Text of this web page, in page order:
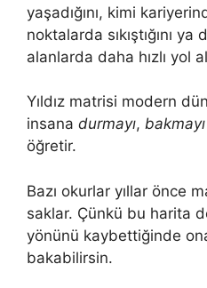
yaşadığını, kimi
noktalarda sıkıştığını ya
alanlarda daha hızlı yol
Yıldız matrisi modern
insana durmayı, bakmayı
öğretir.
Bazı okurlar yıllar önce
saklar. Çünkü bu harita
yönünü kaybettiğinde
bakabilirsin.